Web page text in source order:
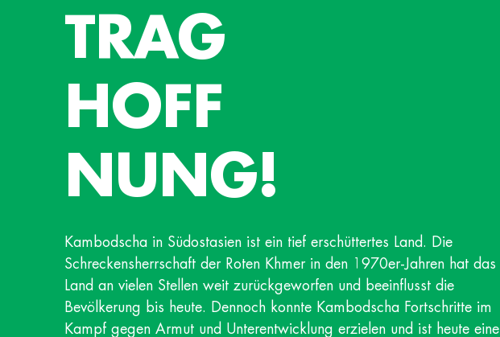
TRAG
HOFF
NUNG!
Kambodscha in Südostasien ist ein tief erschüttertes Land. Die
Schreckensherrschaft der Roten Khmer in den 1970er-Jahren hat das
Land an vielen Stellen weit zurückgeworfen und beeinflusst die
Bevölkerung bis heute. Dennoch konnte Kambodscha Fortschritte im
Kampf gegen Armut und Unterentwicklung erzielen und ist heute eine